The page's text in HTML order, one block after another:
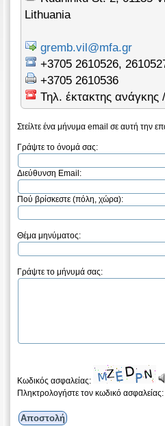
Lithuania
gremb.vil@mfa.gr
+3705 2610526,
+3705 2610536
Τηλ. έκτακτης
Στείλτε ένα μήνυμα email σε αυτή την
Γράψτε το όνομά σας:
Διεύθυνση Email:
Πού βρίσκεστε (πόλη, χώρα):
Θέμα μηνύματος:
Γράψτε το μήνυμά σας:
Κωδικός ασφαλείας:
Πληκτρολογήστε τον κωδικό ασφαλείας: